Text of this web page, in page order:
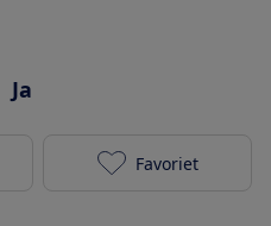
Ja
JVC HA-
Favoriet